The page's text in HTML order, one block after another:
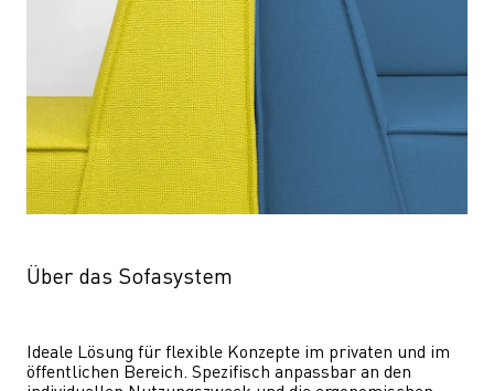
Über das Sofasystem
Ideale Lösung für flexible Konzepte im privaten und im
öffentlichen Bereich. Spezifisch anpassbar an den